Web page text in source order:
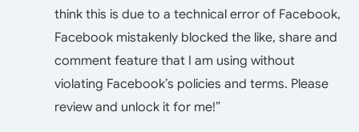
think this is due to a technical error of Facebook,
Facebook mistakenly blocked the like, share and
comment feature that I am using without
violating Facebook’s policies and terms. Please
review and unlock it for me!”